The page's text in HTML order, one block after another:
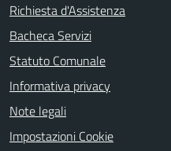
Richiesta d'Assistenza
Bacheca Servizi
Statuto Comunale
Informativa privacy
Note legali
Impostazioni Cookie